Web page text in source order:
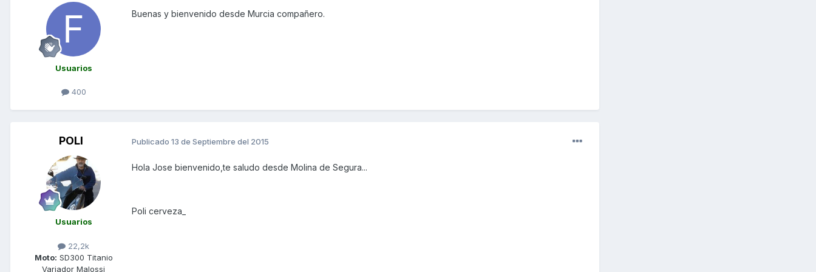
Usuarios
400
Buenas y bienvenido desde Murcia compañero.
POLI
Usuarios
22,2k
Moto: SD300 Titanio
Variador Malossi
Publicado 13 de Septiembre del 2015
Hola Jose bienvenido,te saludo desde Molina de Segura...
Poli cerveza_